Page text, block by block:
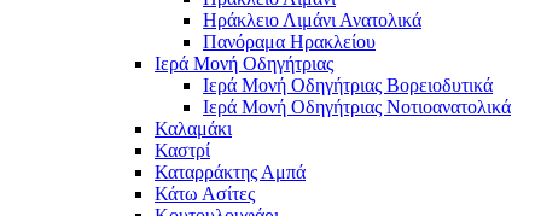
Ηράκλειο Λιμάνι Ανατολικά
Πανόραμα Ηρακλείου
Ιερά Μονή Οδηγήτριας
Ιερά Μονή Οδηγήτριας Βορειοδυτικά
Ιερά Μονή Οδηγήτριας Νοτιοανατολικά
Καλαμάκι
Καστρί
Καταρράκτης Αμπά
Κάτω Ασίτες